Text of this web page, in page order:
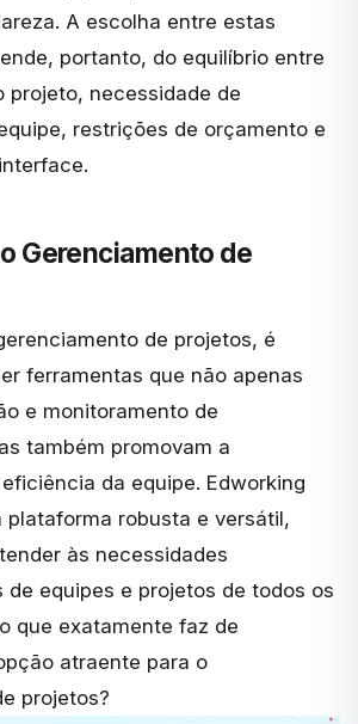
A escolha entre estas
portanto, do equilíbrio entre
projeto, necessidade de
restrições de orçamento e
Gerenciamento de
de projetos, é
ferramentas que não apenas
e monitoramento de
também promovam a
da equipe. Edworking
plataforma robusta e versátil,
às necessidades
de equipes e projetos de todos os
que exatamente faz de
atraente para o
projetos?